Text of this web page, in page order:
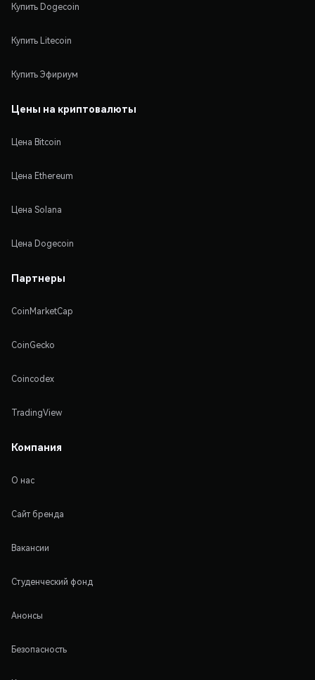
Купить Dogecoin
Купить Litecoin
Купить Эфириум
Цены на криптовалюты
Цена Bitcoin
Цена Ethereum
Цена Solana
Цена Dogecoin
Партнеры
CoinMarketCap
CoinGecko
Coincodex
TradingView
Компания
О нас
Сайт бренда
Вакансии
Студенческий фонд
Анонсы
Безопасность